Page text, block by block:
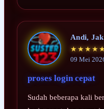
Andi,
09 Mei
proses login cepat
Sudah beberapa kali